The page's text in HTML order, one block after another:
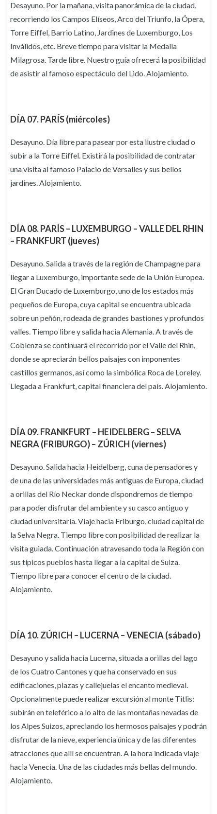
Desayuno. Por la mañana, visita panorámica de la ciudad,
recorriendo los Campos Elíseos, Arco del Triunfo, la Ópera,
Torre Eiffel, Barrio Latino, Jardines de Luxemburgo, Los
Inválidos, etc. Breve tiempo para visitar la Medalla
Milagrosa. Tarde libre. Nuestro guía ofrecerá la posibilidad
de asistir al famoso espectáculo del Lido. Alojamiento.
DÍA 07. PARÍS (miércoles)
Desayuno. Día libre para pasear por esta ilustre ciudad o
subir a la Torre Eiffel. Existirá la posibilidad de contratar
una visita al famoso Palacio de Versalles y sus bellos
jardines. Alojamiento.
DÍA 08. PARÍS – LUXEMBURGO – VALLE DEL RHIN
– FRANKFURT (jueves)
Desayuno. Salida a través de la región de Champagne para
llegar a Luxemburgo, importante sede de la Unión Europea.
El Gran Ducado de Luxemburgo, uno de los estados más
pequeños de Europa, cuya capital se encuentra ubicada
sobre un peñón, rodeada de grandes bastiones y profundos
valles. Tiempo libre y salida hacia Alemania. A través de
Coblenza se continuará el recorrido por el Valle del Rhin,
donde se apreciarán bellos paisajes con imponentes
castillos germanos, así como la simbólica Roca de Loreley.
Llegada a Frankfurt, capital financiera del país. Alojamiento.
DÍA 09. FRANKFURT – HEIDELBERG – SELVA
NEGRA (FRIBURGO) – ZÚRICH (viernes)
Desayuno. Salida hacia Heidelberg, cuna de pensadores y
de una de las universidades más antiguas de Europa, ciudad
a orillas del Río Neckar donde dispondremos de tiempo
para poder disfrutar del ambiente y su casco antiguo y
ciudad universitaria. Viaje hacia Friburgo, ciudad capital de
la Selva Negra. Tiempo libre con posibilidad de realizar la
visita guiada. Continuación atravesando toda la Región con
sus típicos pueblos hasta llegar a la capital de Suiza.
Tiempo libre para conocer el centro de la ciudad.
Alojamiento.
DÍA 10. ZÚRICH – LUCERNA – VENECIA (sábado)
Desayuno y salida hacia Lucerna, situada a orillas del lago
de los Cuatro Cantones y que ha conservado en sus
edificaciones, plazas y callejuelas el encanto medieval.
Opcionalmente puede realizar excursión al monte Titlis:
subirán en teleférico a lo alto de las montañas nevadas de
los Alpes Suizos, apreciando los hermosos paisajes y podrán
disfrutar de la nieve, experiencia única y de las diferentes
atracciones que allí se encuentran. A la hora indicada viaje
hacia Venecia. Una de las ciudades más bellas del mundo.
Alojamiento.